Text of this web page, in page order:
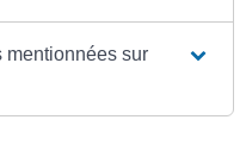
mentionnées sur